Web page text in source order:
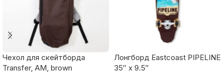
Чехол для скейтборда
Transfer, AM, brown
Лонгборд Eastcoast PIPELINE
35″ x 9.5″